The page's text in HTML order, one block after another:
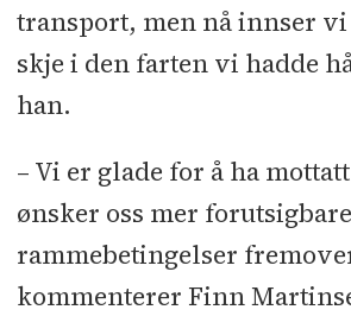
transport, men nå innser
skje i den farten vi hadde
han.
– Vi er glade for å ha
ønsker oss mer forutsigbare
rammebetingelser
kommenterer Finn